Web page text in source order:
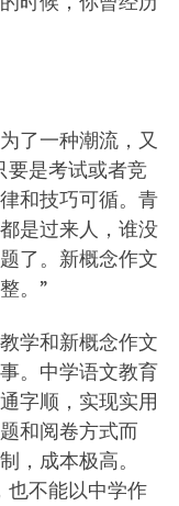
了一种潮流，又
要是考试或者竞
和技巧可循。青
是过来人，谁没
了。新概念作文
。”
学和新概念作文
。中学语文教育
字顺，实现实用
和阅卷方式而
，成本极高。
也不能以中学作